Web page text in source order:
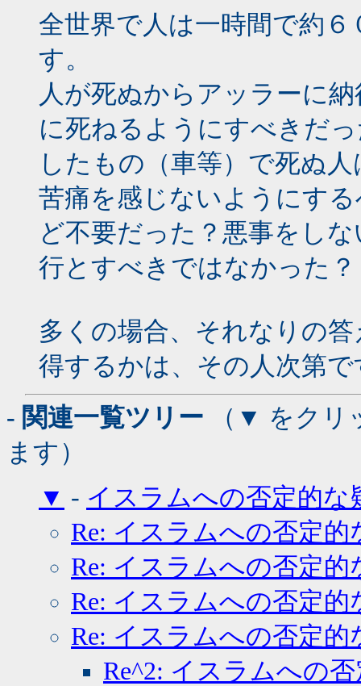
全世界で人は一時間で約
す。
人が死ぬからアッラーに
に死ねるようにすべきだ
したもの（車等）で死ぬ
苦痛を感じないようにす
ど不要だった？悪事をし
行とすべきではなかった？
多くの場合、それなりの
得するかは、その人次第で
- 関連一覧ツリー （▼ をクリ
ます）
▼ - イスラムへの否定的な
Re: イスラムへの否定的
Re: イスラムへの否定的
Re: イスラムへの否定的
Re: イスラムへの否定的
Re^2: イスラムへの